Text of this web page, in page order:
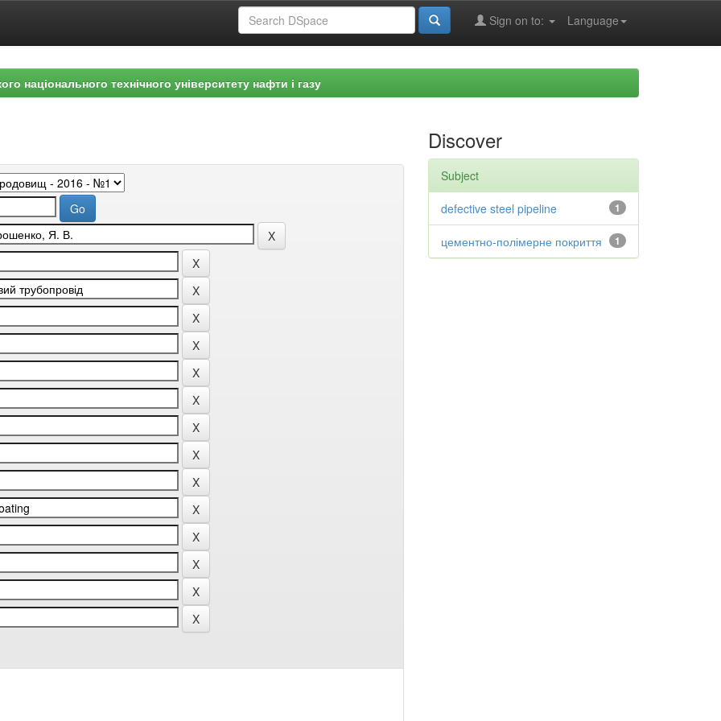
Language
Sign on to:
національного технічного університету нафти і газу
Discover
Subject
1
defective steel pipeline
1
цементно-полімерне покриття